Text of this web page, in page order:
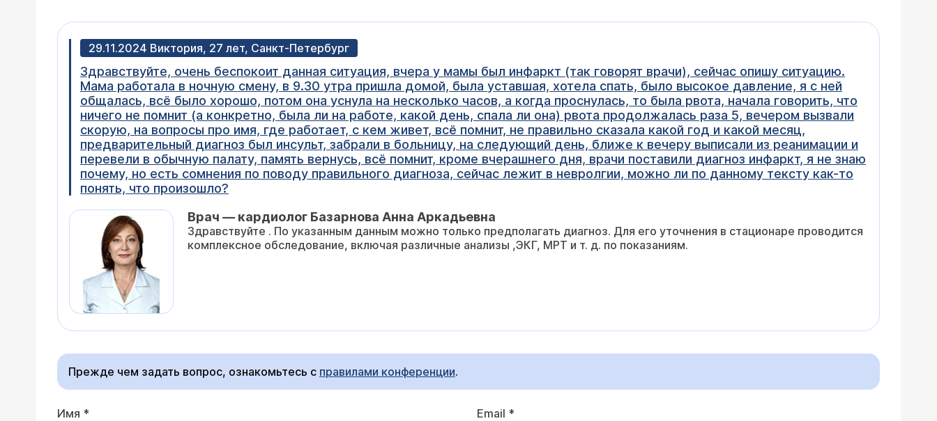
29.11.2024 Виктория, 27 лет, Санкт-Петербург
Здравствуйте, очень беспокоит данная ситуация, вчера у мамы был инфаркт (так говорят врачи), сейчас опишу ситуацию.
Мама работала в ночную смену, в 9.30 утра пришла домой, была уставшая, хотела спать, было высокое давление, я с ней
общалась, всё было хорошо, потом она уснула на несколько часов, а когда проснулась, то была рвота, начала говорить, что
ничего не помнит (а конкретно, была ли на работе, какой день, спала ли она) рвота продолжалась раза 5, вечером вызвали
скорую, на вопросы про имя, где работает, с кем живет, всё помнит, не правильно сказала какой год и какой месяц,
предварительный диагноз был инсульт, забрали в больницу, на следующий день, ближе к вечеру выписали из реанимации и
перевели в обычную палату, память вернусь, всё помнит, кроме вчерашнего дня, врачи поставили диагноз инфаркт, я не знаю
почему, но есть сомнения по поводу правильного диагноза, сейчас лежит в невролгии, можно ли по данному тексту как-то
понять, что произошло?
Врач — кардиолог Базарнова Анна Аркадьевна
Здравствуйте . По указанным данным можно только предполагать диагноз. Для его уточнения в стационаре проводится
комплексное обследование, включая различные анализы ,ЭКГ, МРТ и т. д. по показаниям.
Прежде чем задать вопрос, ознакомьтесь с правилами конференции.
Имя * Email *